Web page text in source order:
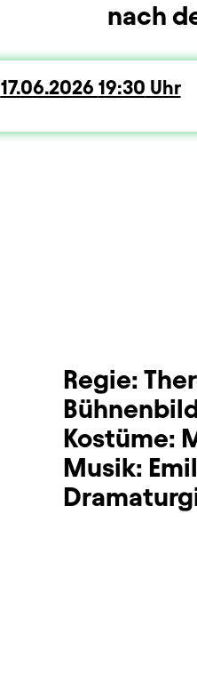
nach
Wednesday
17.06.2026 19:30 Uhr
Regie:
Kostüme:
Musik: